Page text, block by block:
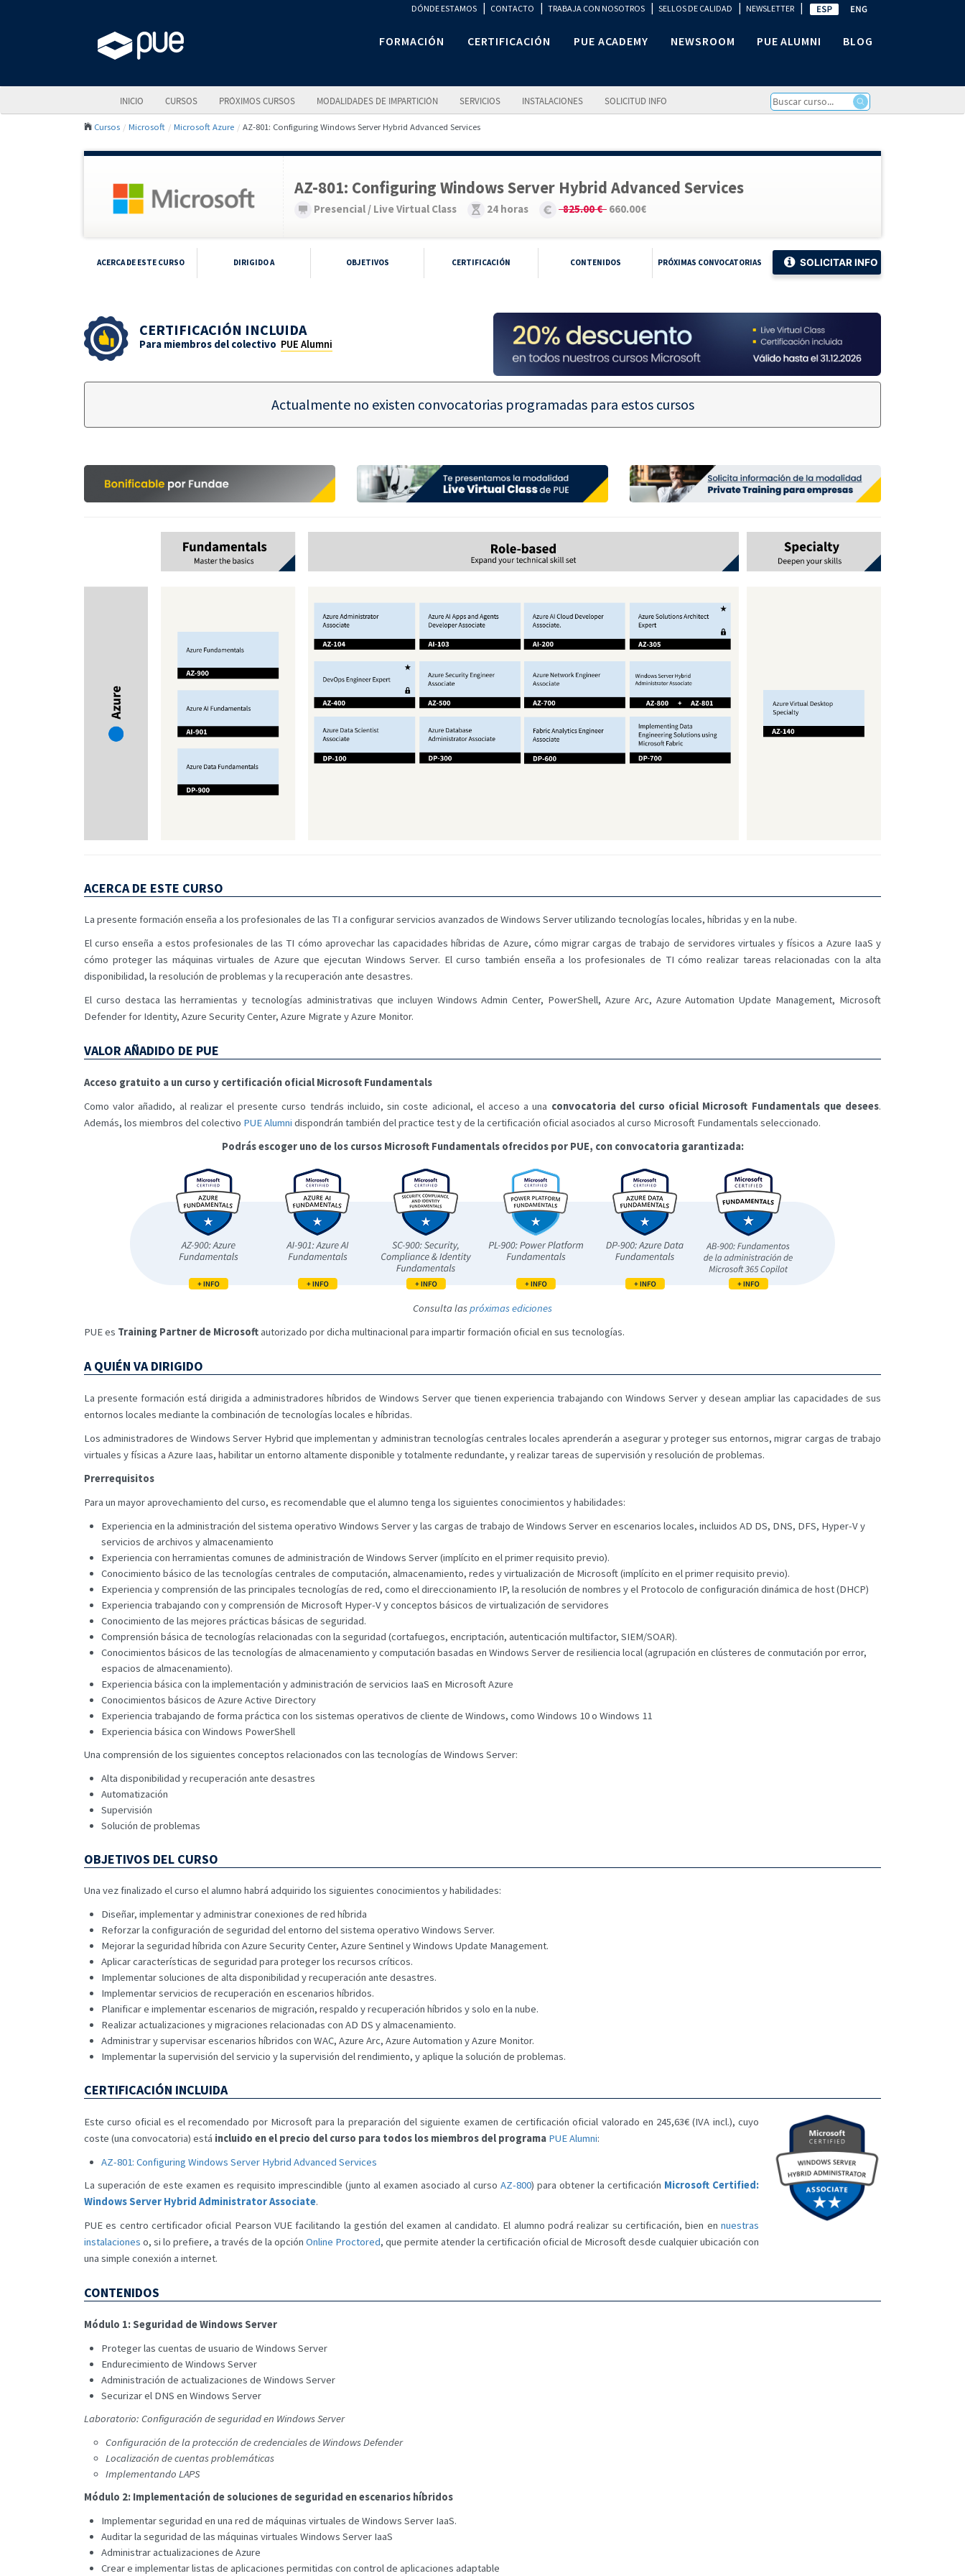
DÓNDE ESTAMOS | CONTACTO | TRABAJA CON NOSOTROS | SELLOS DE CALIDAD | NEWSLETTER |
FORMACIÓN CERTIFICACIÓN PUE ACADEMY NEWSROOM PUE ALUMNI BLOG
INICIO CURSOS PRÓXIMOS CURSOS MODALIDADES DE IMPARTICIÓN SERVICIOS INSTALACIONES SOLICITUD INFO
Cursos Microsoft Microsoft Azure AZ-801: Configuring Windows Server Hybrid Advanced Services
AZ-801: Configuring Windows Server Hybrid Advanced Services
Presencial / Live Virtual Class 24 horas 825.00 € 660.00€
ACERCA DE ESTE CURSO DIRIGIDO A OBJETIVOS CERTIFICACIÓN CONTENIDOS PRÓXIMAS CONVOCATORIAS SOLICITAR INFO
CERTIFICACIÓN INCLUIDA
Para miembros del colectivo PUE Alumni
Actualmente no existen convocatorias programadas para estos cursos
ACERCA DE ESTE CURSO
La presente formación enseña a los profesionales de las TI a configurar servicios avanzados de Windows Server utilizando tecnologías locales, híbridas y en la nube.
El curso enseña a estos profesionales de las TI cómo aprovechar las capacidades híbridas de Azure, cómo migrar cargas de trabajo de servidores virtuales y físicos a Azure IaaS y
cómo proteger las máquinas virtuales de Azure que ejecutan Windows Server. El curso también enseña a los profesionales de TI cómo realizar tareas relacionadas con la alta
disponibilidad, la resolución de problemas y la recuperación ante desastres.
El curso destaca las herramientas y tecnologías administrativas que incluyen Windows Admin Center, PowerShell, Azure Arc, Azure Automation Update Management, Microsoft
Defender for Identity, Azure Security Center, Azure Migrate y Azure Monitor.
VALOR AÑADIDO DE PUE
Acceso gratuito a un curso y certificación oficial Microsoft Fundamentals
Como valor añadido, al realizar el presente curso tendrás incluido, sin coste adicional, el acceso a una convocatoria del curso oficial Microsoft Fundamentals que desees.
Además, los miembros del colectivo PUE Alumni dispondrán también del practice test y de la certificación oficial asociados al curso Microsoft Fundamentals seleccionado.
Podrás escoger uno de los cursos Microsoft Fundamentals ofrecidos por PUE, con convocatoria garantizada:
Consulta laspróximas ediciones
PUE es Training Partner de Microsoftautorizado por dicha multinacional para impartir formación oficial en sus tecnologías.
A QUIÉN VA DIRIGIDO
La presente formación está dirigida a administradores híbridos de Windows Server que tienen experiencia trabajando con Windows Server y desean ampliar las capacidades de sus
entornos locales mediante la combinación de tecnologías locales e híbridas.
Los administradores de Windows Server Hybrid que implementan y administran tecnologías centrales locales aprenderán a asegurar y proteger sus entornos, migrar cargas de trabajo
virtuales y físicas a Azure Iaas, habilitar un entorno altamente disponible y totalmente redundante, y realizar tareas de supervisión y resolución de problemas.
Prerrequisitos
Para un mayor aprovechamiento del curso, es recomendable que el alumno tenga los siguientes conocimientos y habilidades:
Experiencia en la administración del sistema operativo Windows Server y las cargas de trabajo de Windows Server en escenarios locales, incluidos AD DS, DNS, DFS, Hyper-V y
servicios de archivos y almacenamiento
Experiencia con herramientas comunes de administración de Windows Server (implícito en el primer requisito previo).
Conocimiento básico de las tecnologías centrales de computación, almacenamiento, redes y virtualización de Microsoft (implícito en el primer requisito previo).
Experiencia y comprensión de las principales tecnologías de red, como el direccionamiento IP, la resolución de nombres y el Protocolo de configuración dinámica de host (DHCP)
Experiencia trabajando con y comprensión de Microsoft Hyper-V y conceptos básicos de virtualización de servidores
Conocimiento de las mejores prácticas básicas de seguridad.
Comprensión básica de tecnologías relacionadas con la seguridad (cortafuegos, encriptación, autenticación multifactor, SIEM/SOAR).
Conocimientos básicos de las tecnologías de almacenamiento y computación basadas en Windows Server de resiliencia local (agrupación en clústeres de conmutación por error,
espacios de almacenamiento).
Experiencia básica con la implementación y administración de servicios IaaS en Microsoft Azure
Conocimientos básicos de Azure Active Directory
Experiencia trabajando de forma práctica con los sistemas operativos de cliente de Windows, como Windows 10 o Windows 11
Experiencia básica con Windows PowerShell
Una comprensión de los siguientes conceptos relacionados con las tecnologías de Windows Server:
Alta disponibilidad y recuperación ante desastres
Automatización
Supervisión
Solución de problemas
OBJETIVOS DEL CURSO
Una vez finalizado el curso el alumno habrá adquirido los siguientes conocimientos y habilidades:
Diseñar, implementar y administrar conexiones de red híbrida
Reforzar la configuración de seguridad del entorno del sistema operativo Windows Server.
Mejorar la seguridad híbrida con Azure Security Center, Azure Sentinel y Windows Update Management.
Aplicar características de seguridad para proteger los recursos críticos.
Implementar soluciones de alta disponibilidad y recuperación ante desastres.
Implementar servicios de recuperación en escenarios híbridos.
Planificar e implementar escenarios de migración, respaldo y recuperación híbridos y solo en la nube.
Realizar actualizaciones y migraciones relacionadas con AD DS y almacenamiento.
Administrar y supervisar escenarios híbridos con WAC, Azure Arc, Azure Automation y Azure Monitor.
Implementar la supervisión del servicio y la supervisión del rendimiento, y aplique la solución de problemas.
CERTIFICACIÓN INCLUIDA
Este curso oficial es el recomendado por Microsoft para la preparación del siguiente examen de certificación oficial valorado en 245,63€ (IVA incl.), cuyo
coste (una convocatoria) está incluido en el precio del curso para todos los miembros del programa PUE Alumni:
AZ-801: Configuring Windows Server Hybrid Advanced Services
La superación de este examen es requisito imprescindible (junto al examen asociado al curso AZ-800) para obtener la certificación Microsoft Certified:
Windows Server Hybrid Administrator Associate.
PUE es centro certificador oficial Pearson VUE facilitando la gestión del examen al candidato. El alumno podrá realizar su certificación, bien en nuestras
instalaciones o, si lo prefiere, a través de la opción Online Proctored, que permite atender la certificación oficial de Microsoft desde cualquier ubicación con
una simple conexión a internet.
CONTENIDOS
Módulo 1: Seguridad de Windows Server
Proteger las cuentas de usuario de Windows Server
Endurecimiento de Windows Server
Administración de actualizaciones de Windows Server
Securizar el DNS en Windows Server
Laboratorio: Configuración de seguridad en Windows Server
Configuración de la protección de credenciales de Windows Defender
Localización de cuentas problemáticas
Implementando LAPS
Módulo 2: Implementación de soluciones de seguridad en escenarios híbridos
Implementar seguridad en una red de máquinas virtuales de Windows Server IaaS.
Auditar la seguridad de las máquinas virtuales Windows Server IaaS
Administrar actualizaciones de Azure
Crear e implementar listas de aplicaciones permitidas con control de aplicaciones adaptable